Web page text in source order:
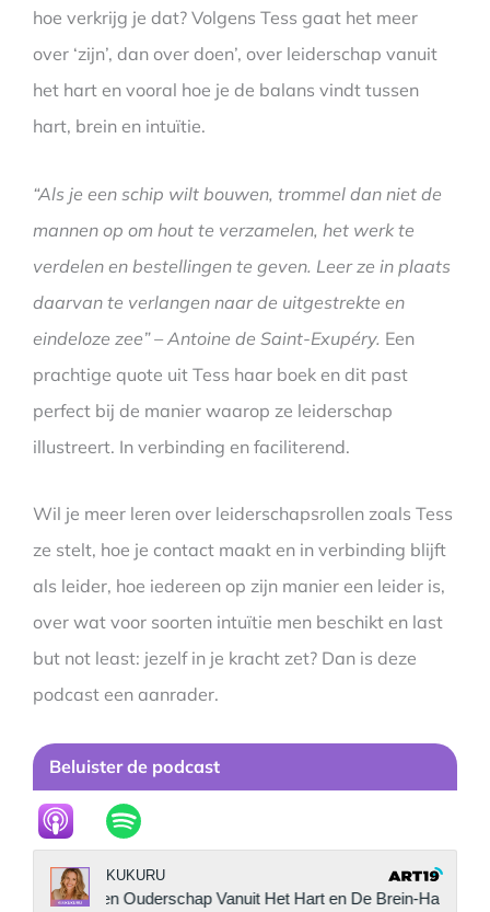
hoe verkrijg je dat? Volgens Tess gaat het meer
over ‘zijn’, dan over doen’, over leiderschap vanuit
het hart en vooral hoe je de balans vindt tussen
hart, brein en intuïtie.
“Als je een schip wilt bouwen, trommel dan niet de
mannen op om hout te verzamelen, het werk te
verdelen en bestellingen te geven. Leer ze in plaats
daarvan te verlangen naar de uitgestrekte en
eindeloze zee” – Antoine de Saint-Exupéry. Een
prachtige quote uit Tess haar boek en dit past
perfect bij de manier waarop ze leiderschap
illustreert. In verbinding en faciliterend.
Wil je meer leren over leiderschapsrollen zoals Tess
ze stelt, hoe je contact maakt en in verbinding blijft
als leider, hoe iedereen op zijn manier een leider is,
over wat voor soorten intuïtie men beschikt en last
but not least: jezelf in je kracht zet? Dan is deze
podcast een aanrader.
Beluister de podcast